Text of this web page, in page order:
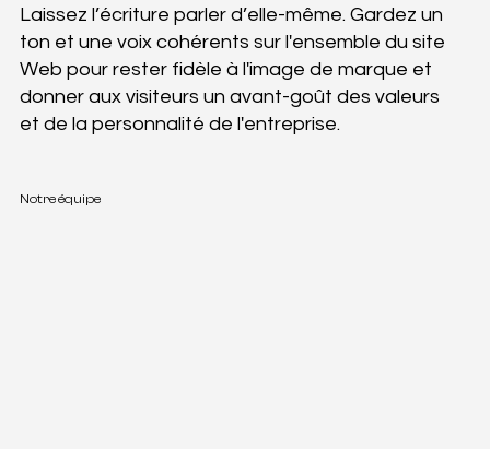
Laissez l’écriture parler d’elle-même. Gardez un
ton et une voix cohérents sur l'ensemble du site
Web pour rester fidèle à l'image de marque et
donner aux visiteurs un avant-goût des valeurs
et de la personnalité de l'entreprise.
Notre équipe